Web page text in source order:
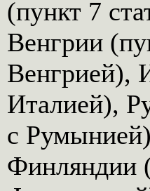
(пункт 7
Венгрии
Венгрией),
Италией),
с
Финляндии